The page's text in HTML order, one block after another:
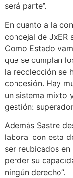
será parte”.
En cuanto a la
concejal de JxER
Como Estado
que se cumplan
la recolección se
concesión. Hay
un sistema mixto
gestión:
Además Sastre
laboral con esta
ser reubicados
perder su
ningún derecho”.